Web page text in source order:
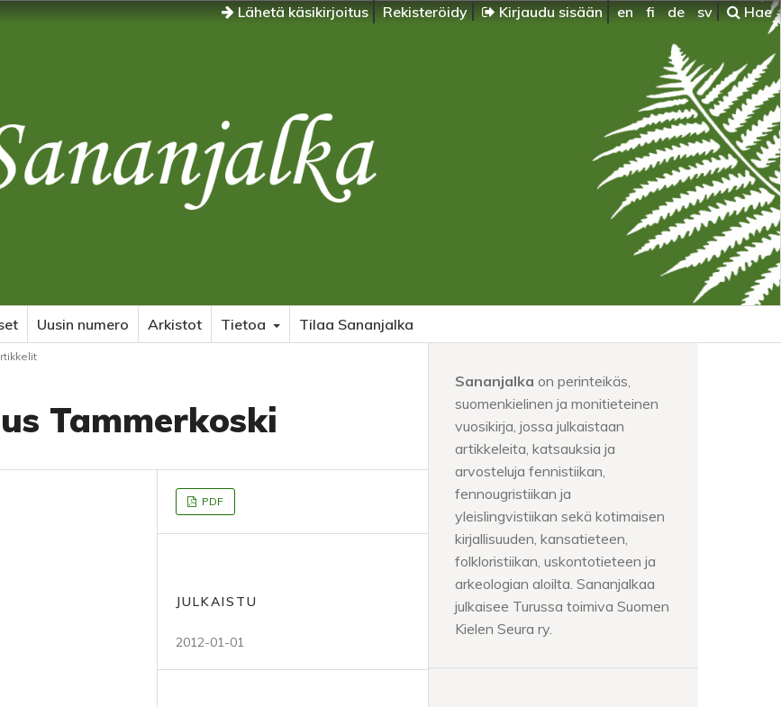
Lähetä käsikirjoitus Rekisteröidy Kirjaudu sisään en fi de sv Hae
Uusin numero Arkistot Tietoa Tilaa Sananjalka
Tammerkoski
PDF
JULKAISTU
2012-01-01
Sananjalka on perinteikäs,
suomenkielinen ja monitieteinen
vuosikirja, jossa julkaistaan
artikkeleita, katsauksia ja
arvosteluja fennistiikan,
fennougristiikan ja
yleislingvistiikan sekä kotimaisen
kirjallisuuden, kansatieteen,
folkloristiikan, uskontotieteen ja
arkeologian aloilta. Sananjalkaa
julkaisee Turussa toimiva Suomen
Kielen Seura ry.